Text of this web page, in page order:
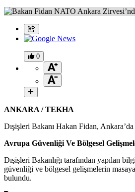
0
ANKARA / TEKHA
Dışişleri Bakanı Hakan Fidan,
Avrupa Güvenliği Ve Bölgesel
Dışişleri Bakanlığı tarafından yapılan
güvenliği ve bölgesel gelişmelerin
bulundu.